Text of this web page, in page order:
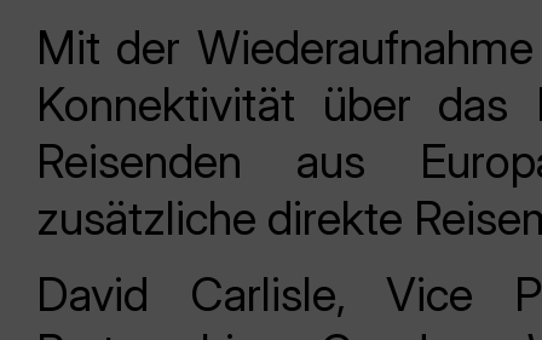
Mit der
Konnektivität über das
Reisenden aus
zusätzliche direkte
David Carlisle, Vice